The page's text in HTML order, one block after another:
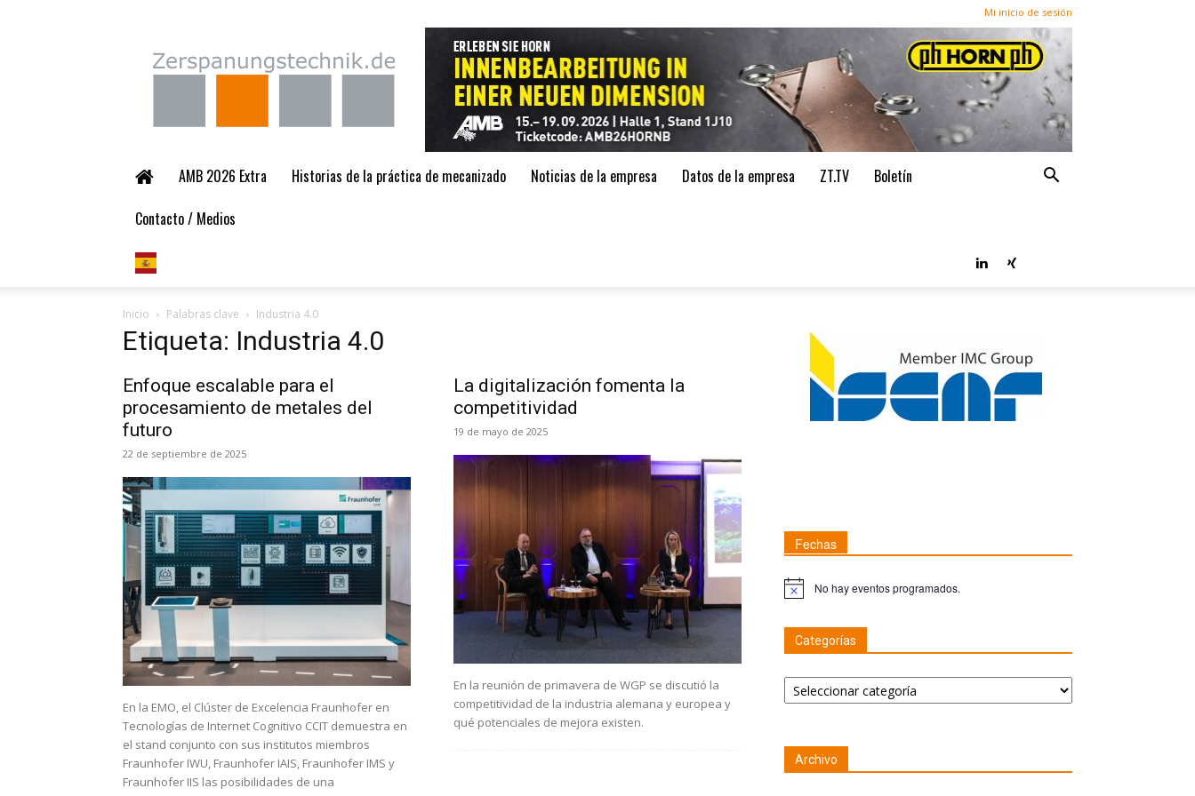
Mi inicio de sesión
Zerspanungstechnik.de
AMB 2026 Extra Historias de la práctica de mecanizado Noticias de la empresa Datos de la empresa ZT.TV
Boletín
Contacto / Medios
Inicio Palabras clave Industria 4.0
Etiqueta: Industria 4.0
Enfoque escalable para el
procesamiento de metales del
futuro
22 de septiembre de 2025
En la EMO, el Clúster de Excelencia Fraunhofer en
Tecnologías de Internet Cognitivo CCIT demuestra en
el stand conjunto con sus institutos miembros
Fraunhofer IWU, Fraunhofer IAIS, Fraunhofer IMS y
Fraunhofer IIS las posibilidades de una
La digitalización fomenta la
competitividad
19 de mayo de 2025
En la reunión de primavera de WGP se discutió la
competitividad de la industria alemana y europea y
qué potenciales de mejora existen.
Fechas
Nota No hay eventos programados.
Categorías
Categorías
Archivo